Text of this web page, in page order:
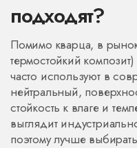
подходят?
Помимо кварца, в
термостойкий
часто используют в
нейтральный,
стойкость к влаге и
выглядит
поэтому лучше